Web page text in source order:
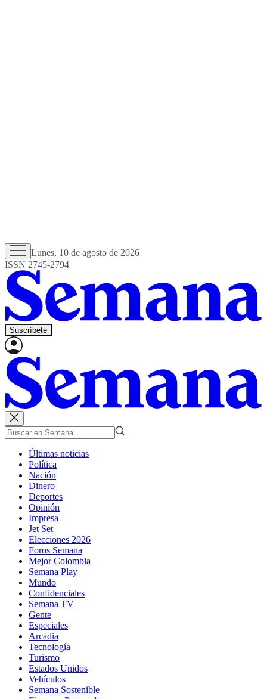
Lunes, 10 de agosto de 2026
ISSN 2745-2794
Suscríbete
Últimas noticias
Política
Nación
Dinero
Deportes
Opinión
Impresa
Jet Set
Elecciones 2026
Foros Semana
Mejor Colombia
Semana Play
Mundo
Confidenciales
Semana TV
Gente
Especiales
Arcadia
Tecnología
Turismo
Estados Unidos
Vehículos
Semana Sostenible